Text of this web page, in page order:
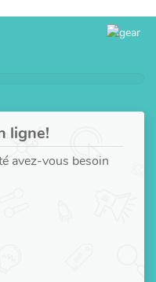
ligne!
avez-vous besoin